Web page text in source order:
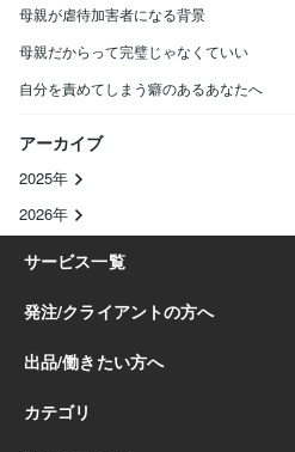
母親が虐待加害者になる背景
母親だからって完璧じゃなくていい
自分を責めてしまう癖のあるあなたへ
アーカイブ
2025年
2026年